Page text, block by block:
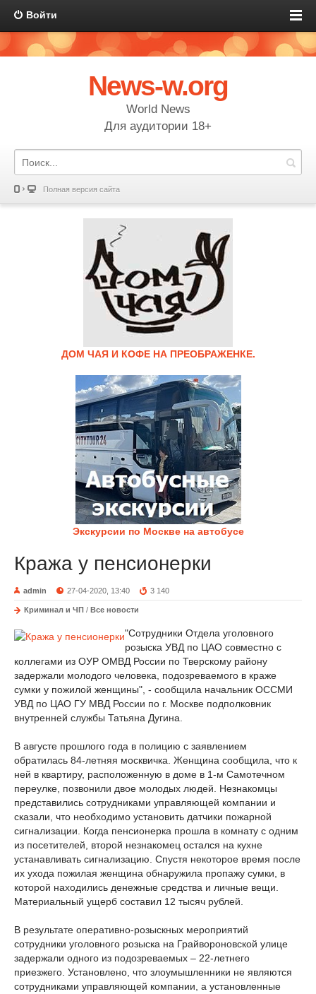
Войти
News-w.org
World News
Для аудитории 18+
Полная версия сайта
ДОМ ЧАЯ И КОФЕ НА ПРЕОБРАЖЕНКЕ.
Экскурсии по Москве на автобусе
Кража у пенсионерки
admin 27-04-2020, 13:40 3 140
Криминал и ЧП / Все новости
"Сотрудники Отдела уголовного
розыска УВД по ЦАО совместно с
коллегами из ОУР ОМВД России по Тверскому району
задержали молодого человека, подозреваемого в краже
сумки у пожилой женщины", - сообщила начальник ОССМИ
УВД по ЦАО ГУ МВД России по г. Москве подполковник
внутренней службы Татьяна Дугина.
В августе прошлого года в полицию с заявлением
обратилась 84-летняя москвичка. Женщина сообщила, что к
ней в квартиру, расположенную в доме в 1-м Самотечном
переулке, позвонили двое молодых людей. Незнакомцы
представились сотрудниками управляющей компании и
сказали, что необходимо установить датчики пожарной
сигнализации. Когда пенсионерка прошла в комнату с одним
из посетителей, второй незнакомец остался на кухне
устанавливать сигнализацию. Спустя некоторое время после
их ухода пожилая женщина обнаружила пропажу сумки, в
которой находились денежные средства и личные вещи.
Материальный ущерб составил 12 тысяч рублей.
В результате оперативно-розыскных мероприятий
сотрудники уголовного розыска на Грайвороновской улице
задержали одного из подозреваемых – 22-летнего
приезжего. Установлено, что злоумышленники не являются
сотрудниками управляющей компании, а установленные